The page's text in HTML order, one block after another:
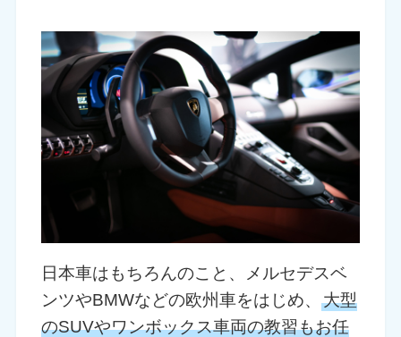
日本車はもちろんのこと、メルセデスベ
ンツやBMWなどの欧州車をはじめ、大型
のSUVやワンボックス車両の教習もお任